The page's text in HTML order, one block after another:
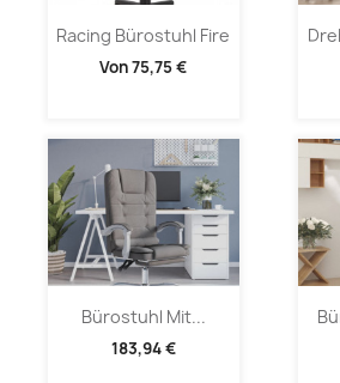
Racing Bürostuhl Fire
Von75,75 €
Bürostuhl Mit...
183,94 €